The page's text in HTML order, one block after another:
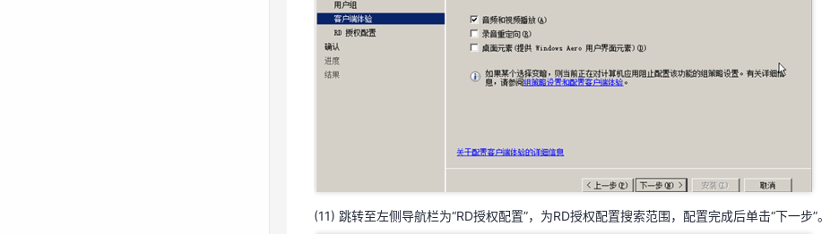
(11) 跳转至左侧导航栏为“RD授权配置”，为RD授权配置搜索范围，配置完成后单击“下一步”。